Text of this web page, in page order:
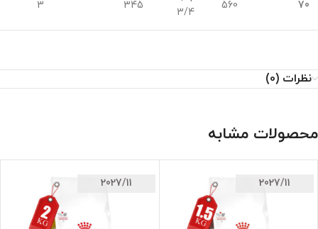
70
560
3/4
345
3
نظرات (0)
محصولات مشابه
2027/11
2027/11